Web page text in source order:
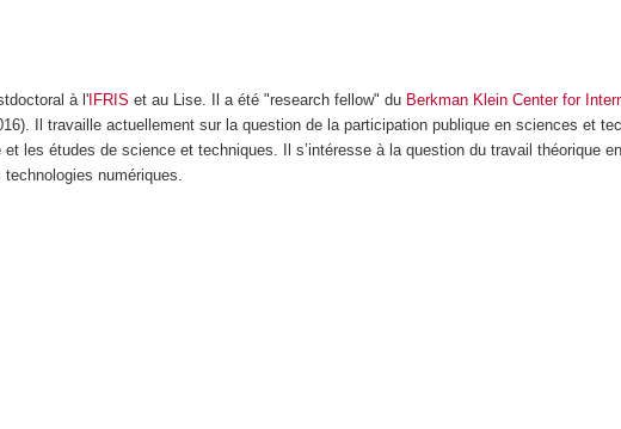
à l' IFRISet au Lise. Il a été "research fellow" du Berkman Klein Center for
Il travaille actuellement sur la question de la participation publique en sciences et
les études de science et techniques. Il s’intéresse à la question du travail théorique
numériques.